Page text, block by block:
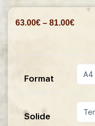
63.00€–81.00€
Format
Solide